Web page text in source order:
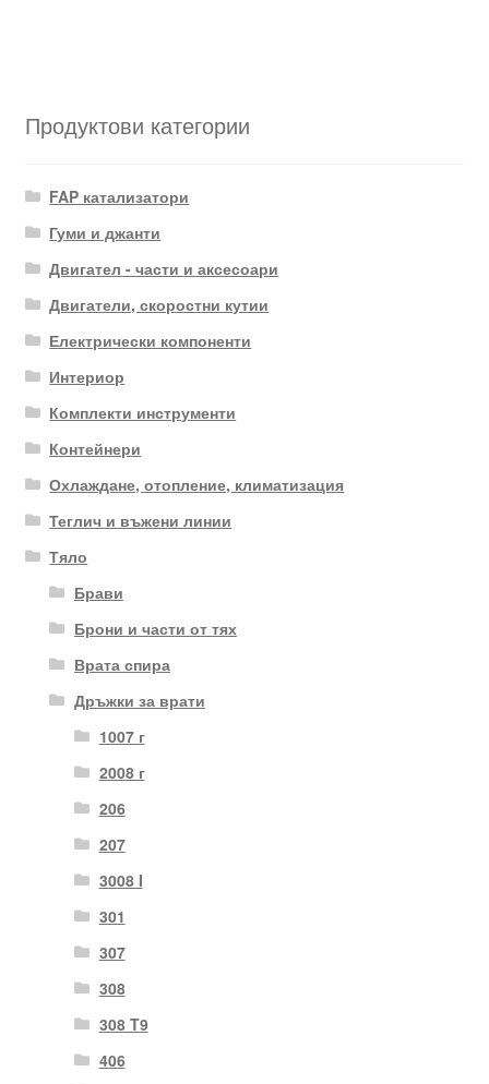
Продуктови категории
FAP катализатори
Гуми и джанти
Двигател - части и аксесоари
Двигатели, скоростни кутии
Електрически компоненти
Интериор
Комплекти инструменти
Контейнери
Охлаждане, отопление, климатизация
Теглич и въжени линии
Тяло
Брави
Брони и части от тях
Врата спира
Дръжки за врати
1007 г
2008 г
206
207
3008 I
301
307
308
308 T9
406